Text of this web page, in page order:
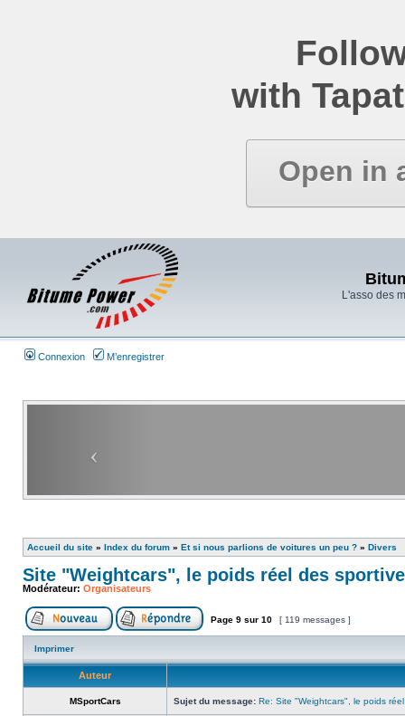
with
Open in
L'asso des
Connexion M’enregistrer
Accueil du site » Index du forum » Et si nous parlions de voitures un peu ? » Divers
Site "Weightcars", le poids réel des
Modérateur: Organisateurs
Page 9 sur 10 [ 119 messages ]
Imprimer
Auteur
MSportCars Sujet du message: Re: Site "Weightcars", le poids